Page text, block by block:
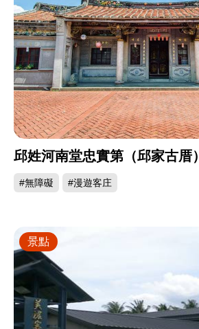
邱姓河南堂忠實第（邱家古厝）
#無障礙 #漫遊客庄
景點